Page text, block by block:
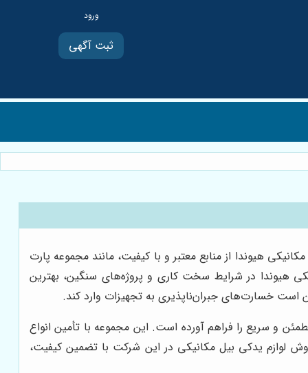
ثبت آگهی
هیوندا از منابع معتبر و با کیفیت، مانند مجموعه پارت
هیوندا در شرایط سخت کاری و پروژه‌های سنگین، بهترین
است خسارت‌های جبران‌ناپذیری به تجهیزات وارد کند.
و سریع را فراهم آورده است. این مجموعه با تأمین انواع
لوازم یدکی بیل مکانیکی در این شرکت با تضمین کیفیت،